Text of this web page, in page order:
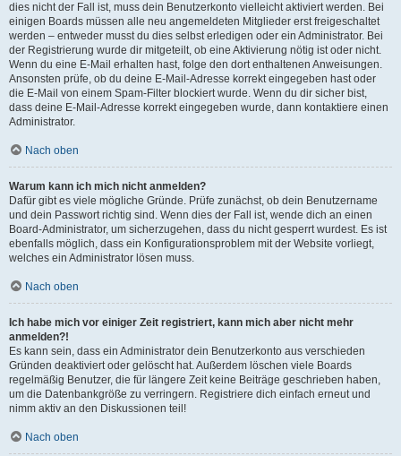
dies nicht der Fall ist, muss dein Benutzerkonto vielleicht aktiviert werden. Bei
einigen Boards müssen alle neu angemeldeten Mitglieder erst freigeschaltet
werden – entweder musst du dies selbst erledigen oder ein Administrator. Bei
der Registrierung wurde dir mitgeteilt, ob eine Aktivierung nötig ist oder nicht.
Wenn du eine E-Mail erhalten hast, folge den dort enthaltenen Anweisungen.
Ansonsten prüfe, ob du deine E-Mail-Adresse korrekt eingegeben hast oder
die E-Mail von einem Spam-Filter blockiert wurde. Wenn du dir sicher bist,
dass deine E-Mail-Adresse korrekt eingegeben wurde, dann kontaktiere einen
Administrator.
Nach oben
Warum kann ich mich nicht anmelden?
Dafür gibt es viele mögliche Gründe. Prüfe zunächst, ob dein Benutzername
und dein Passwort richtig sind. Wenn dies der Fall ist, wende dich an einen
Board-Administrator, um sicherzugehen, dass du nicht gesperrt wurdest. Es ist
ebenfalls möglich, dass ein Konfigurationsproblem mit der Website vorliegt,
welches ein Administrator lösen muss.
Nach oben
Ich habe mich vor einiger Zeit registriert, kann mich aber nicht mehr
anmelden?!
Es kann sein, dass ein Administrator dein Benutzerkonto aus verschieden
Gründen deaktiviert oder gelöscht hat. Außerdem löschen viele Boards
regelmäßig Benutzer, die für längere Zeit keine Beiträge geschrieben haben,
um die Datenbankgröße zu verringern. Registriere dich einfach erneut und
nimm aktiv an den Diskussionen teil!
Nach oben